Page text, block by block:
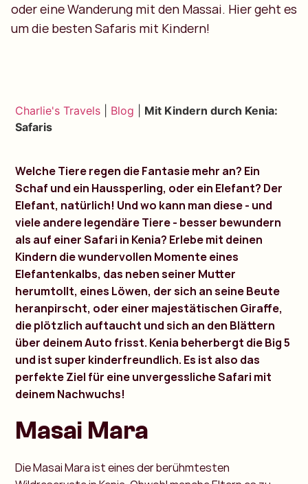
oder eine Wanderung mit den Massai. Hier geht es
um die besten Safaris mit Kindern!
Charlie's Travels Blog
Mit Kindern durch Kenia:
Safaris
Welche Tiere regen die Fantasie mehr an? Ein
Schaf und ein Haussperling, oder ein Elefant? Der
Elefant, natürlich! Und wo kann man diese - und
viele andere legendäre Tiere - besser bewundern
als auf einer Safari in Kenia? Erlebe mit deinen
Kindern die wundervollen Momente eines
Elefantenkalbs, das neben seiner Mutter
herumtollt, eines Löwen, der sich an seine Beute
heranpirscht, oder einer majestätischen Giraffe,
die plötzlich auftaucht und sich an den Blättern
über deinem Auto frisst. Kenia beherbergt die Big 5
und ist super kinderfreundlich. Es ist also das
perfekte Ziel für eine unvergessliche Safari mit
deinem Nachwuchs!
Masai Mara
Die Masai Mara ist eines der berühmtesten